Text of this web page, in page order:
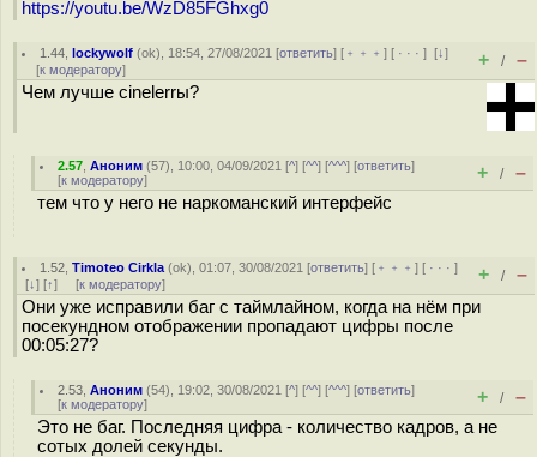
https://youtu.be/WzD85FGhxg0
1.44 ,lockywolf (ok), 18:54, 27/08/2021 [ответить] [ ﹢﹢﹢] [ · · ·][↓]
[к модератору] + / –
Чем лучше cinelerrы?
2.57 ,Аноним (57), 10:00, 04/09/2021 [^] [^^] [^^^] [ответить]
[к модератору] + / –
тем что у него не наркоманский интерфейс
1.52 ,Timoteo Cirkla (ok), 01:07, 30/08/2021 [ответить] [ ﹢﹢﹢] [ · · ·]
[↓] [↑] [к модератору] + / –
Они уже исправили баг с таймлайном, когда на нём при
посекундном отображении пропадают цифры после
00:05:27?
2.53 ,Аноним (54), 19:02, 30/08/2021 [^] [^^] [^^^] [ответить]
[к модератору] + / –
Это не баг. Последняя цифра - количество кадров, а не
сотых долей секунды.